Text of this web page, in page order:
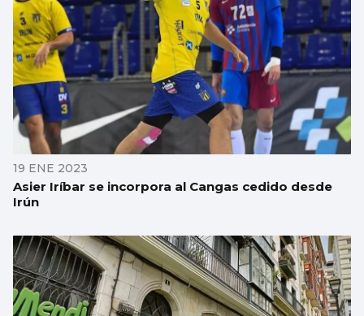
19 ENE 2023
Asier Iríbar se incorpora al Cangas cedido desde
Irún